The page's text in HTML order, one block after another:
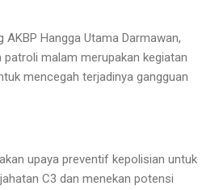
Hangga Utama Darmawan,
patroli malam merupakan kegiatan
mencegah terjadinya gangguan
upaya preventif kepolisian untuk
C3 dan menekan potensi